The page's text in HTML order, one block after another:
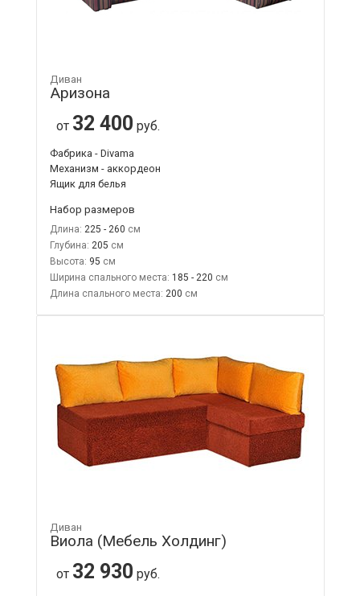
Диван
Аризона
от 32 400 руб.
Фабрика - Divama
Механизм - аккордеон
Ящик для белья
Набор размеров
Длина: 225 - 260
Глубина: 205
Высота: 95
Ширина спального места: 185 - 220
Длина спального места: 200
Диван
Виола (Мебель Холдинг)
от 32 930 руб.